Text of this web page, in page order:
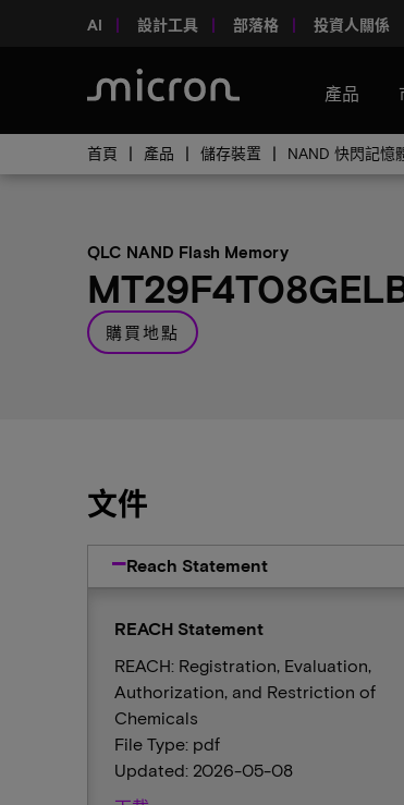
AI 設計工具 部落格 投資人關係
產品
首頁 產品 儲存裝置 NAND 快閃記憶
QLC NAND Flash Memory
購買地點
文件
Reach Statement
REACH Statement
REACH: Registration, Evaluation,
Authorization, and Restriction of
Chemicals
File Type: pdf
Updated: 2026-05-08